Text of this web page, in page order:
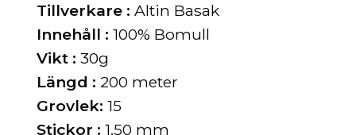
Tillverkare : Altin Basak
Innehåll : 100% Bomull
Vikt : 30g
Längd : 200 meter
Grovlek: 15
Stickor : 1,50 mm